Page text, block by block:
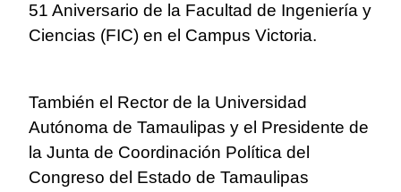
51 Aniversario de la Facultad de Ingeniería y
Ciencias (FIC) en el Campus Victoria.
También el Rector de la Universidad
Autónoma de Tamaulipas y el Presidente de
la Junta de Coordinación Política del
Congreso del Estado de Tamaulipas